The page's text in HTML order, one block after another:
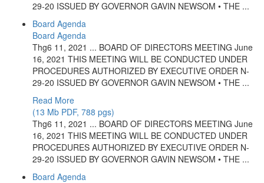
29-20 ISSUED BY GOVERNOR GAVIN NEWSOM • THE ...
Board Agenda
Board Agenda
Thg6 11, 2021 ... BOARD OF DIRECTORS MEETING June
16, 2021 THIS MEETING WILL BE CONDUCTED UNDER
PROCEDURES AUTHORIZED BY EXECUTIVE ORDER N-
29-20 ISSUED BY GOVERNOR GAVIN NEWSOM • THE ...
Read More
(13 Mb PDF, 788 pgs)
Thg6 11, 2021 ... BOARD OF DIRECTORS MEETING June
16, 2021 THIS MEETING WILL BE CONDUCTED UNDER
PROCEDURES AUTHORIZED BY EXECUTIVE ORDER N-
29-20 ISSUED BY GOVERNOR GAVIN NEWSOM • THE ...
Board Agenda